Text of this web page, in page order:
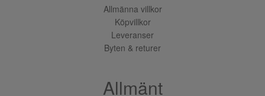
Allmänna villkor
Köpvillkor
Leveranser
Byten & returer
Allmänt